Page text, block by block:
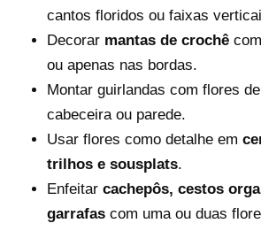
cantos floridos ou faixas
Decorar mantas de crochê
ou apenas nas bordas.
Montar guirlandas com flores
cabeceira ou parede.
Usar flores como detalhe em
trilhos e sousplats.
Enfeitar cachepôs, cestos
garrafascom uma ou duas